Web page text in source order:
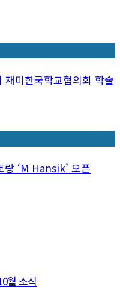
미한국학교협의회 학술
‘M Hansik’ 오픈
월 소식